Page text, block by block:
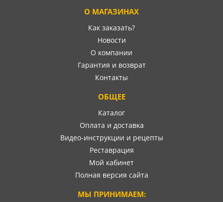
О МАГАЗИНАХ
Как заказать?
Новости
О компании
Гарантия и возврат
Контакты
ОБЩЕЕ
Каталог
Оплата и доставка
Видео-инструкции и рецепты
Реставрация
Мой кабинет
Полная версия сайта
МЫ ПРИНИМАЕМ: